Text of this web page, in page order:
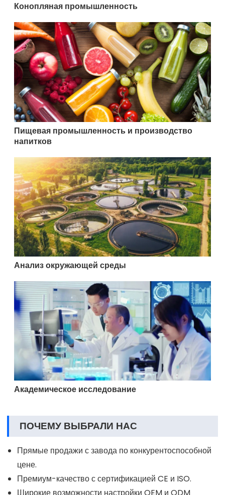
Конопляная промышленность
Пищевая промышленность и производство
напитков
Анализ окружающей среды
Академическое исследование
ПОЧЕМУ ВЫБРАЛИ НАС
Прямые продажи с завода по конкурентоспособной
цене.
Премиум-качество с сертификацией CE и ISO.